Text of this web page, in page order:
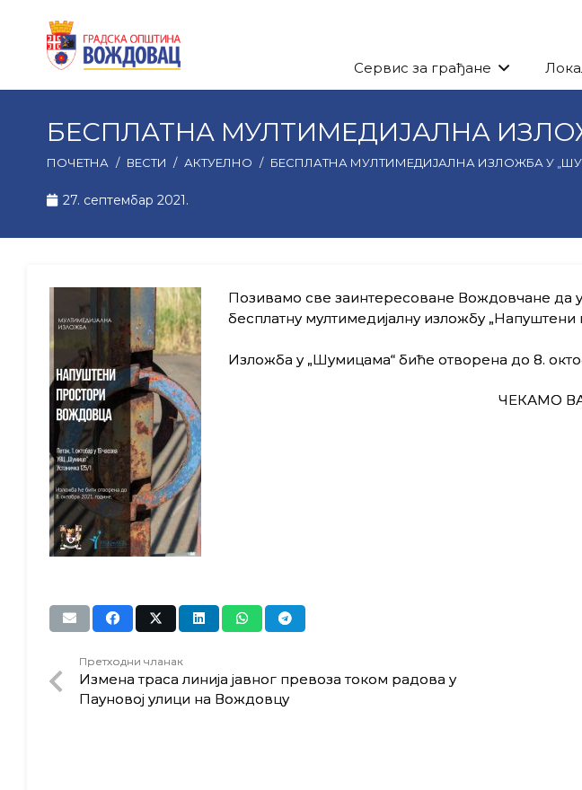
Сервис за грађане
БЕСПЛАТНА МУЛТИМЕДИЈАЛНА
ПОЧЕТНА / ВЕСТИ / АКТУЕЛНО / БЕСПЛАТНА МУЛТИМЕДИЈАЛНА ИЗЛОЖБА У
27. септембар 2021.
Позивамо све заинтересоване Вождовчане да у
бесплатну мултимедијалну изложбу
Изложба у „Шумицама“ биће отворена до 8.
ЧЕКАМО
Претходни чланак
Измена траса линија јавног превоза током радова у
Пауновој улици на Вождовцу